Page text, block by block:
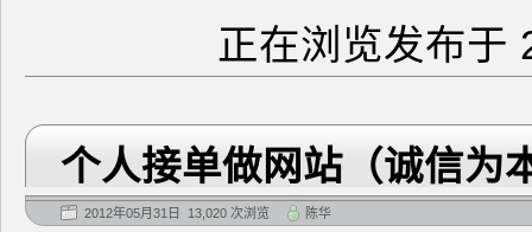
正在浏览发布于
个人接单做网站（诚信为
2012年05月31日 13,020 次浏览 陈华